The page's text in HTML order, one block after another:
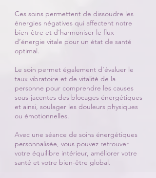
Ces soins permettent de dissoudre les
énergies négatives qui affectent notre
bien-être et d’harmoniser le flux
d’énergie vitale pour un état de santé
optimal.
Le soin permet également d’évaluer le
taux vibratoire et de vitalité de la
personne pour comprendre les causes
sous-jacentes des blocages énergétiques
et ainsi, soulager les douleurs physiques
ou émotionnelles.
Avec une séance de soins énergétiques
personnalisée, vous pouvez retrouver
votre équilibre intérieur, améliorer votre
santé et votre bien-être global.